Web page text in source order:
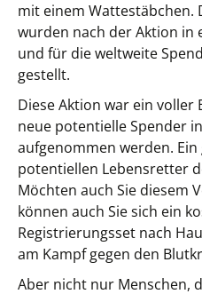
mit einem Wattestäbchen.
wurden nach der Aktion in
und für die weltweite
gestellt.
Diese Aktion war ein voller
neue potentielle Spender
aufgenommen werden.
potentiellen Lebensretter
Möchten auch Sie diesem
können auch Sie sich ein
Registrierungsset nach
am Kampf gegen den
Aber nicht nur Menschen,